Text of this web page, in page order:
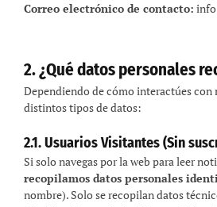
Correo electrónico de contacto:
2. ¿Qué datos personales
Dependiendo de cómo interactúes con
distintos tipos de datos:
2.1. Usuarios Visitantes (Sin
Si solo navegas por la web para leer
recopilamos datos personales
nombre). Solo se recopilan datos